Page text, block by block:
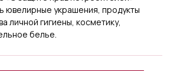
ювелирные украшения, продукты
личной гигиены, косметику,
белье.